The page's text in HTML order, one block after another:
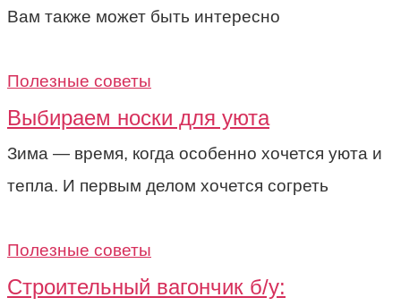
Вам также может быть интересно
Полезные советы
Выбираем носки для уюта
Зима — время, когда особенно хочется уюта и
тепла. И первым делом хочется согреть
Полезные советы
Строительный вагончик б/у: